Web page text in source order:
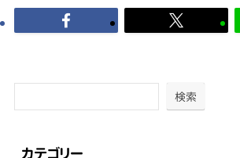
検索
カテゴリー